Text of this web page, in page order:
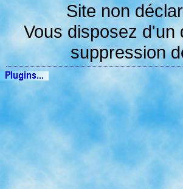
Site non
Vous disposez d'un
suppression